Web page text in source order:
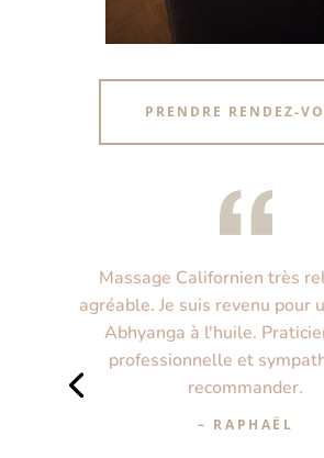
PRENDRE RENDEZ-
Massage Californien très
agréable. Je suis revenu pour
Abhyanga à l'huile.
professionnelle et
recommander.
– RAPHAËL